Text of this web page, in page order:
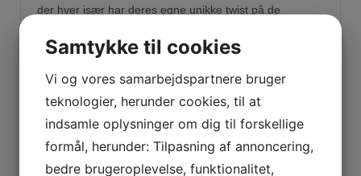
der hver især har deres egne unikke twist på de
ruller til mere moderne og kreative varianter, er der
noget for enhver smag. Uanset om man er til rå fisk,
vegetarisk sushi eller noget helt tredje, er der gode
muligheder for at finde lige præcis det, man har lyst til.
Sushi er ikke kun en madoplevelse for ganen, men også
for øjnene. De farverige sushiruller og den kunstfærdige
præsentation af retterne gør det til en æstetisk
Samtykke til cookies
Vi og vores samarbejdspartnere bruger
teknologier, herunder cookies, til at
indsamle oplysninger om dig til forskellige
formål, herunder: Tilpasning af annoncering,
bedre brugeroplevelse, funktionalitet,